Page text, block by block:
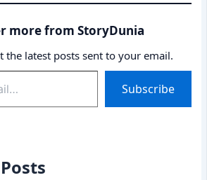
more from StoryDunia
the latest posts sent to your email.
Subscribe